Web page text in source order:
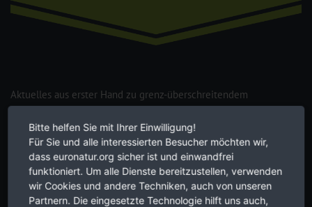
Aktuelles aus erster Hand zu grenz-überschreitendem
Naturschutz in Europa. Zwei Mal im Monat, kostenlos für Sie. Hier
Newsletter abonnieren.
Die Hinweise zumDatenschutzhabe ich verstanden.
Bitte helfen Sie mit Ihrer Einwilligung!
Für Sie und alle interessierten Besucher möchten wir,
dass euronatur.org sicher ist und einwandfrei
funktioniert. Um alle Dienste bereitzustellen, verwenden
wir Cookies und andere Techniken, auch von unseren
Partnern. Die eingesetzte Technologie hilft uns auch,